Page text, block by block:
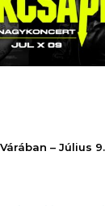
– Július